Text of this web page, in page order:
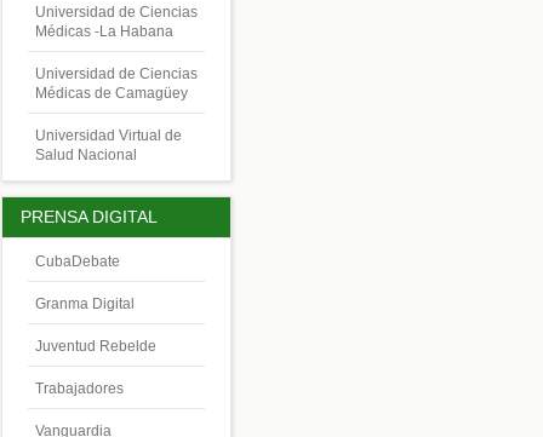
Universidad de Ciencias
Médicas -La Habana
Universidad de Ciencias
Médicas de Camagüey
Universidad Virtual de
Salud Nacional
PRENSA DIGITAL
CubaDebate
Granma Digital
Juventud Rebelde
Trabajadores
Vanguardia